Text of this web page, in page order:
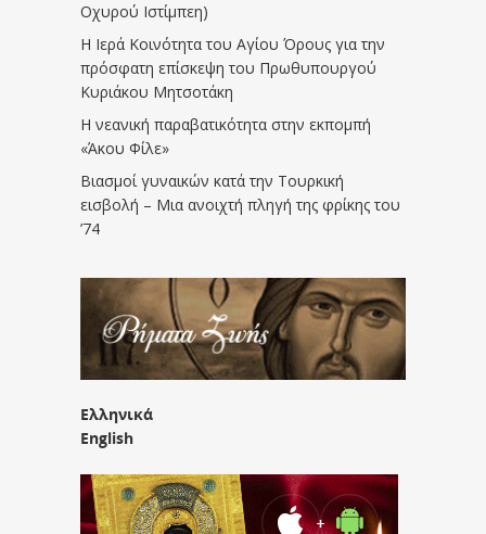
Οχυρού Ιστίμπεη)
Η Ιερά Κοινότητα του Αγίου Όρους για την
πρόσφατη επίσκεψη του Πρωθυπουργού
Κυριάκου Μητσοτάκη
Η νεανική παραβατικότητα στην εκπομπή
«Άκου Φίλε»
Βιασμοί γυναικών κατά την Τουρκική
εισβολή – Μια ανοιχτή πληγή της φρίκης του
’74
Ελληνικά
English